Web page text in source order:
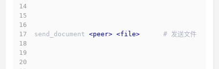
send_document <peer> <file>
      # 发送文件